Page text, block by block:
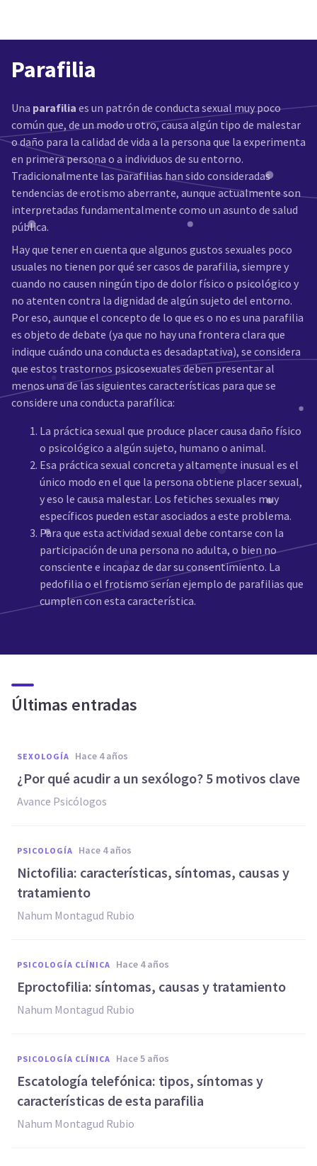
Parafilia
Una parafilia es un patrón de conducta sexual muy poco
común que, de un modo u otro, causa algún tipo de malestar
o daño para la calidad de vida a la persona que la experimenta
en primera persona o a individuos de su entorno.
Tradicionalmente las parafilias han sido consideradas
tendencias de erotismo aberrante, aunque actualmente son
interpretadas fundamentalmente como un asunto de salud
pública.
Hay que tener en cuenta que algunos gustos sexuales poco
usuales no tienen por qué ser casos de parafilia, siempre y
cuando no causen ningún tipo de dolor físico o psicológico y
no atenten contra la dignidad de algún sujeto del entorno.
Por eso, aunque el concepto de lo que es o no es una parafilia
es objeto de debate (ya que no hay una frontera clara que
indique cuándo una conducta es desadaptativa), se considera
que estos trastornos psicosexuales deben presentar al
menos una de las siguientes características para que se
considere una conducta parafílica:
La práctica sexual que produce placer causa daño físico
o psicológico a algún sujeto, humano o animal.
Esa práctica sexual concreta y altamente inusual es el
único modo en el que la persona obtiene placer sexual,
y eso le causa malestar. Los fetiches sexuales muy
específicos pueden estar asociados a este problema.
Para que esta actividad sexual debe contarse con la
participación de una persona no adulta, o bien no
consciente e incapaz de dar su consentimiento. La
pedofilia o el frotismo serían ejemplo de parafilias que
cumplen con esta característica.
Últimas entradas
SEXOLOGÍA hace 4 años
¿Por qué acudir a un sexólogo? 5 motivos clave
Avance Psicólogos
PSICOLOGÍA hace 4 años
Nictofilia: características, síntomas, causas y
tratamiento
Nahum Montagud Rubio
PSICOLOGÍA CLÍNICA hace 4 años
Eproctofilia: síntomas, causas y tratamiento
Nahum Montagud Rubio
PSICOLOGÍA CLÍNICA hace 5 años
Escatología telefónica: tipos, síntomas y
características de esta parafilia
Nahum Montagud Rubio